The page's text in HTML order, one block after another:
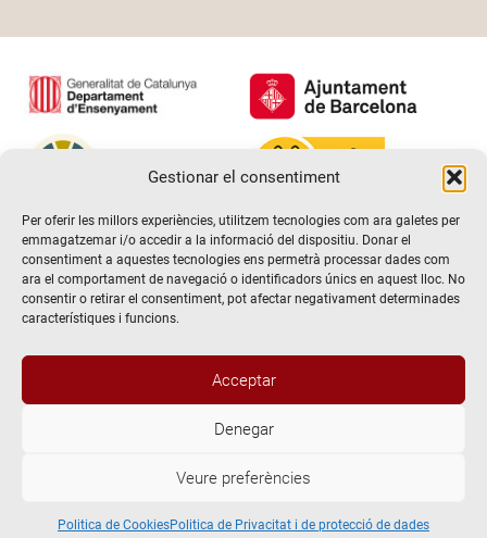
Gestionar el consentiment
Per oferir les millors experiències, utilitzem tecnologies com ara galetes per
emmagatzemar i/o accedir a la informació del dispositiu. Donar el
consentiment a aquestes tecnologies ens permetrà processar dades com
ara el comportament de navegació o identificadors únics en aquest lloc. No
consentir o retirar el consentiment, pot afectar negativament determinades
característiques i funcions.
Acceptar
Denegar
Veure preferències
Politica de CookiesPolitica de Privacitat i de protecció de dades
@2026 Escola de teatre El Timbal. Tots els drets reservats
Avís Legal
Politica de Cookies